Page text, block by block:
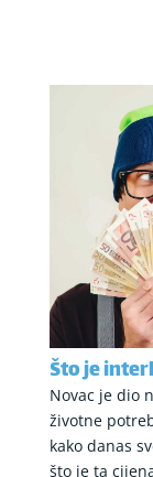
Što je
Novac je dio
životne
kako danas
što je ta